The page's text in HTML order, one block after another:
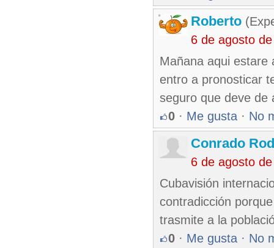
Roberto
6 de agosto
Mañana aqui estare
entro a pronosticar
seguro que deve de
0 · Me gusta · No
Conrado
6 de agosto
Cubavisión
contradicción
trasmite a la
0 · Me gusta · No